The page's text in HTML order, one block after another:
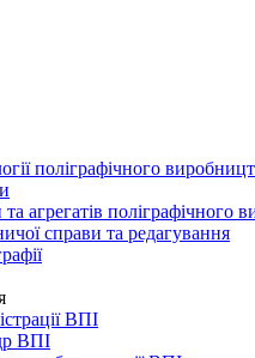
поліграфічного
агрегатів поліграфічного
справи та редагування
ВПІ
ВПІ